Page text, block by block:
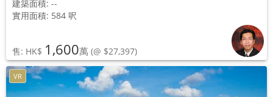
建築面積: --
實用面積: 584 呎
售: HK$ 1,600萬 (@ $27,397)
VR